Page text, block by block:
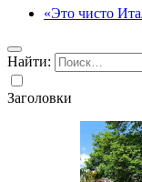
«Это чисто
Найти:
Заголовки